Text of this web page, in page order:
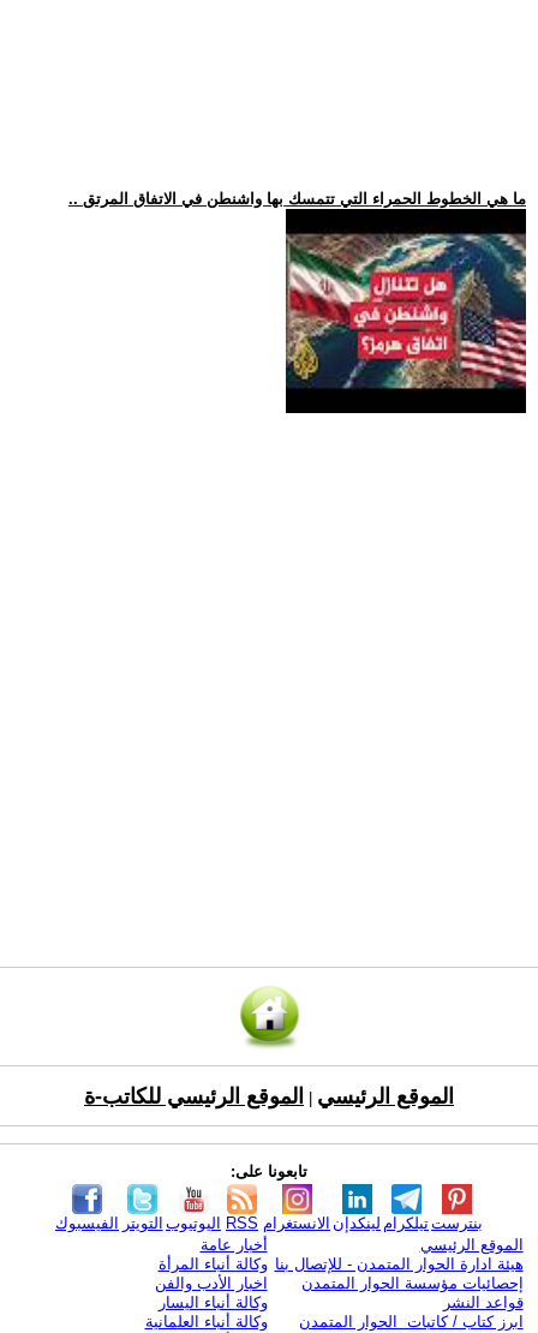
.. ما هي الخطوط الحمراء التي تتمسك بها واشنطن في الاتفاق المرتق
الموقع الرئيسي الموقع الرئيسي للكاتب-ة
تابعونا على:
الفيسبوك التويتر اليوتيوب RSS الانستغرام لينكدإن تيلكرامبنترست
الموقع الرئيسي
هيئة ادارة الحوار المتمدن - للإتصال بنا
إحصائيات مؤسسة الحوار المتمدن
قواعد النشر
ابرز كتاب / كاتبات الحوار المتمدن
أخبار عامة
وكالة أنباء المرأة
اخبار الأدب والفن
وكالة أنباء اليسار
وكالة أنباء العلمانية